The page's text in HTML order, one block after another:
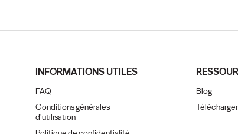
INFORMATIONS UTILES
FAQ
Conditions générales
d'utilisation
Blog